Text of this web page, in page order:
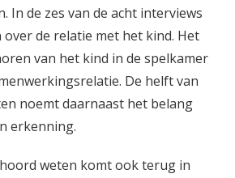
In de zes van de acht interviews
de relatie met het kind. Het
van het kind in de spelkamer
De helft van
noemt daarnaast het belang
erkenning.
weten komt ook terug in